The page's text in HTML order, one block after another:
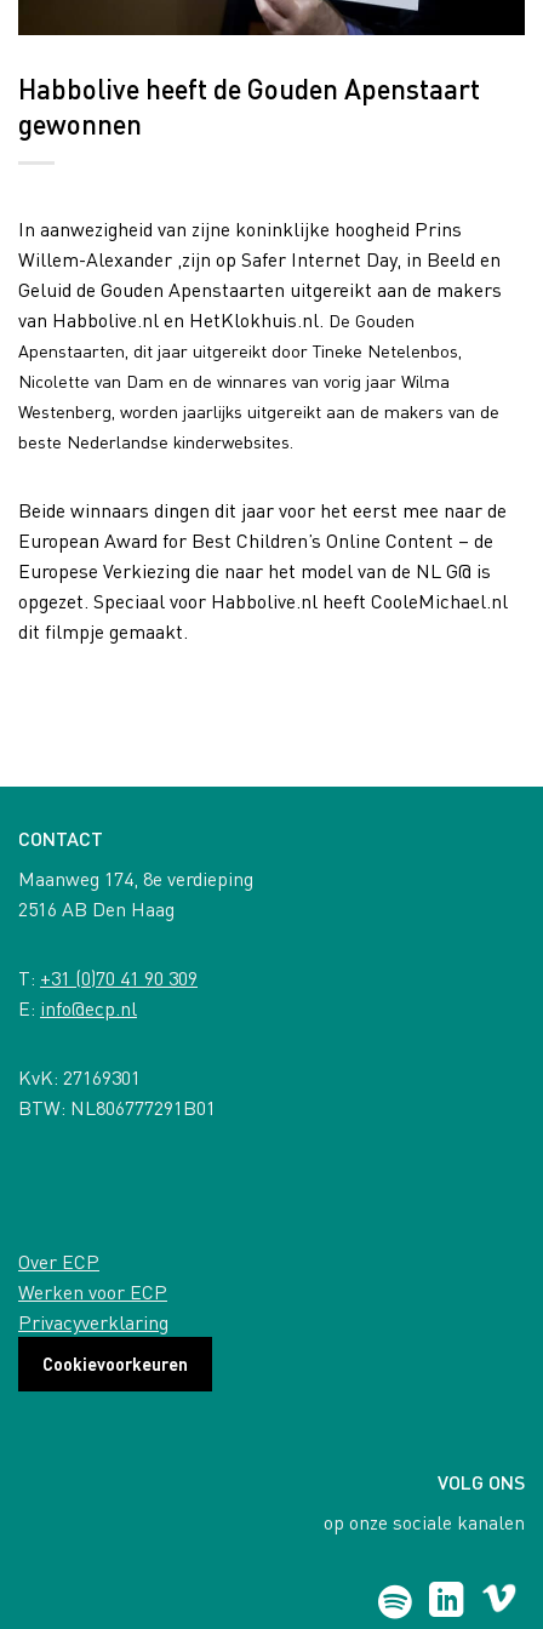
Habbolive heeft de Gouden Apenstaart
gewonnen
In aanwezigheid van zijne koninklijke hoogheid Prins
Willem-Alexander ,zijn op Safer Internet Day, in Beeld en
Geluid de Gouden Apenstaarten uitgereikt aan de makers
van Habbolive.nl en HetKlokhuis.nl. De Gouden
Apenstaarten, dit jaar uitgereikt door Tineke Netelenbos,
Nicolette van Dam en de winnares van vorig jaar Wilma
Westenberg, worden jaarlijks uitgereikt aan de makers van de
beste Nederlandse kinderwebsites.
Beide winnaars dingen dit jaar voor het eerst mee naar de
European Award for Best Children’s Online Content – de
Europese Verkiezing die naar het model van de NL G@ is
opgezet. Speciaal voor Habbolive.nl heeft CooleMichael.nl
dit filmpje gemaakt.
CONTACT
Maanweg 174, 8e verdieping
2516 AB Den Haag
T: +31 (0)70 41 90 309
E: info@ecp.nl
KvK: 27169301
BTW: NL806777291B01
Over ECP
Werken voor ECP
Privacyverklaring
Cookievoorkeuren
VOLG ONS
op onze sociale kanalen